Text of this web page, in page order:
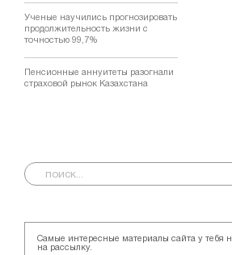
Ученые научились прогнозировать
продолжительность жизни с
точностью 99,7%
Пенсионные аннуитеты разогнали
страховой рынок Казахстана
Самые интересные материалы сайта у тебя
на рассылку.